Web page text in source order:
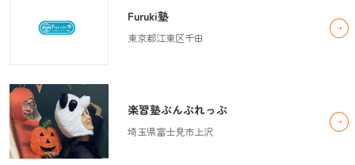
Furuki塾
東京都江東区千田
楽習塾ぶんぷれっぷ
埼玉県富士見市上沢